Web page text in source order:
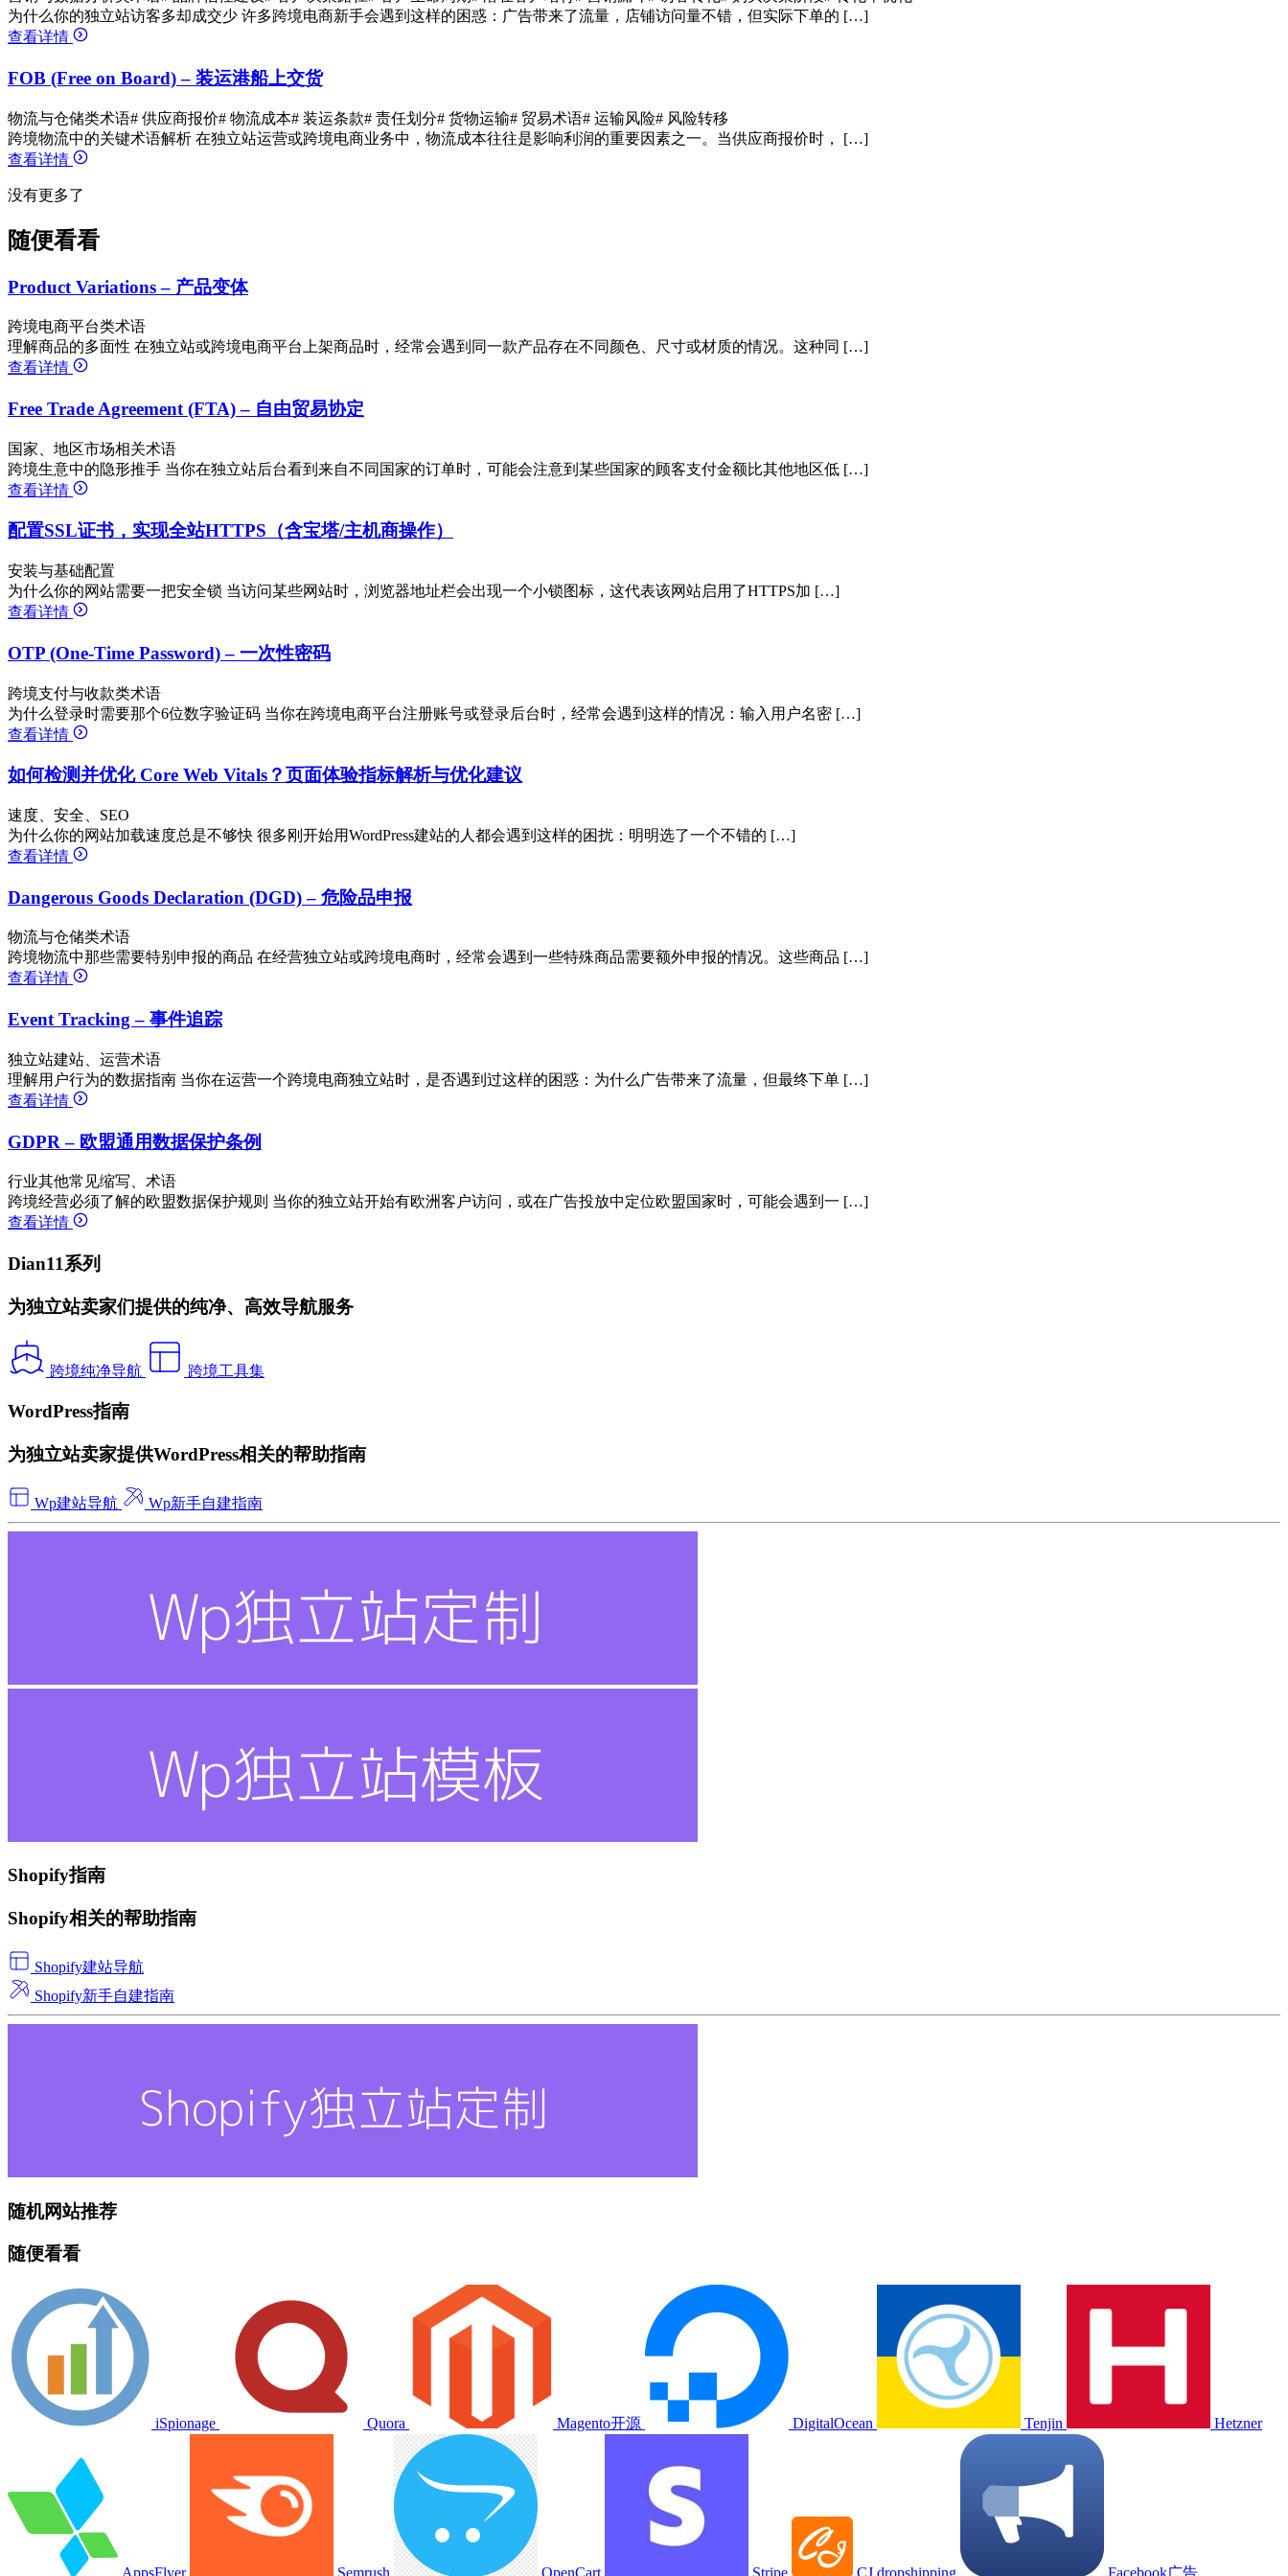
为什么你的独立站访客多却成交少 许多跨境电商新手会遇到这样的困惑：广告带来了流量，店铺访问量不错，但实际下单的 […]
查看详情
FOB (Free on Board) – 装运港船上交货
物流与仓储类术语# 供应商报价# 物流成本# 装运条款# 责任划分# 货物运输# 贸易术语# 运输风险# 风险转移
跨境物流中的关键术语解析 在独立站运营或跨境电商业务中，物流成本往往是影响利润的重要因素之一。当供应商报价时， […]
查看详情
没有更多了
随便看看
Product Variations – 产品变体
跨境电商平台类术语
理解商品的多面性 在独立站或跨境电商平台上架商品时，经常会遇到同一款产品存在不同颜色、尺寸或材质的情况。这种同 […]
查看详情
Free Trade Agreement (FTA) – 自由贸易协定
国家、地区市场相关术语
跨境生意中的隐形推手 当你在独立站后台看到来自不同国家的订单时，可能会注意到某些国家的顾客支付金额比其他地区低 […]
查看详情
配置SSL证书，实现全站HTTPS（含宝塔/主机商操作）
安装与基础配置
为什么你的网站需要一把安全锁 当访问某些网站时，浏览器地址栏会出现一个小锁图标，这代表该网站启用了HTTPS加 […]
查看详情
OTP (One-Time Password) – 一次性密码
跨境支付与收款类术语
为什么登录时需要那个6位数字验证码 当你在跨境电商平台注册账号或登录后台时，经常会遇到这样的情况：输入用户名密 […]
查看详情
如何检测并优化 Core Web Vitals？页面体验指标解析与优化建议
速度、安全、SEO
为什么你的网站加载速度总是不够快 很多刚开始用WordPress建站的人都会遇到这样的困扰：明明选了一个不错的 […]
查看详情
Dangerous Goods Declaration (DGD) – 危险品申报
物流与仓储类术语
跨境物流中那些需要特别申报的商品 在经营独立站或跨境电商时，经常会遇到一些特殊商品需要额外申报的情况。这些商品 […]
查看详情
Event Tracking – 事件追踪
独立站建站、运营术语
理解用户行为的数据指南 当你在运营一个跨境电商独立站时，是否遇到过这样的困惑：为什么广告带来了流量，但最终下单 […]
查看详情
GDPR – 欧盟通用数据保护条例
行业其他常见缩写、术语
跨境经营必须了解的欧盟数据保护规则 当你的独立站开始有欧洲客户访问，或在广告投放中定位欧盟国家时，可能会遇到一 […]
查看详情
Dian11系列
为独立站卖家们提供的纯净、高效导航服务
跨境纯净导航 跨境工具集
WordPress指南
为独立站卖家提供WordPress相关的帮助指南
Wp建站导航 Wp新手自建指南
Shopify指南
Shopify相关的帮助指南
Shopify建站导航
Shopify新手自建指南
随机网站推荐
随便看看
iSpionage Quora Magento开源 DigitalOcean Tenjin Hetzner
AppsFlyer Semrush OpenCart Stripe CJ dropshipping Facebook广告